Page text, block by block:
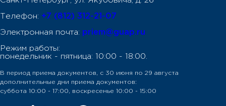
Телефон: +7 (812) 312-21-07
Электронная почта: priem@guap.ru
Режим работы:
понедельник - пятница: 10:00 - 18:00.
В период приема документов, с 30 июня по 29 августа
дополнительные дни приема документов:
суббота 10:00 - 17:00, воскресенье 10:00 - 15:00